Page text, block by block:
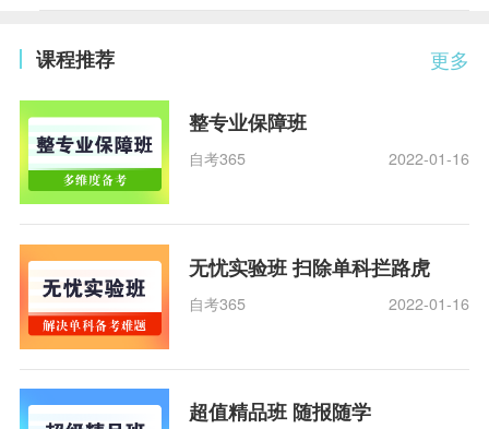
更多
课程推荐
整专业保障班
自考365 2022-01-16
无忧实验班 扫除单科拦路虎
自考365 2022-01-16
超值精品班 随报随学